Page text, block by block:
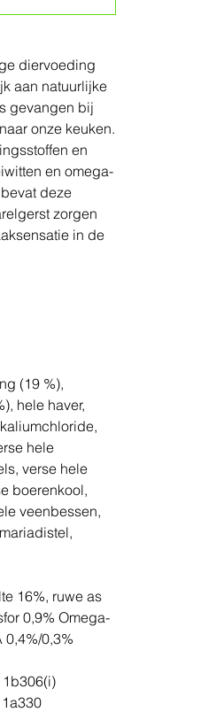
diervoeding
aan natuurlijke
gevangen bij
onze keuken.
en
en omega-
deze
zorgen
in de
(19 %),
hele haver,
hele
verse hele
boerenkool,
veenbessen,
16%, ruwe as
0,9% Omega-
0,4%/0,3%